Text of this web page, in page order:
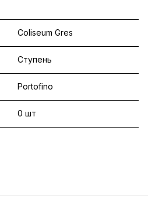
Coliseum Gres
Ступень
Portofino
0 шт